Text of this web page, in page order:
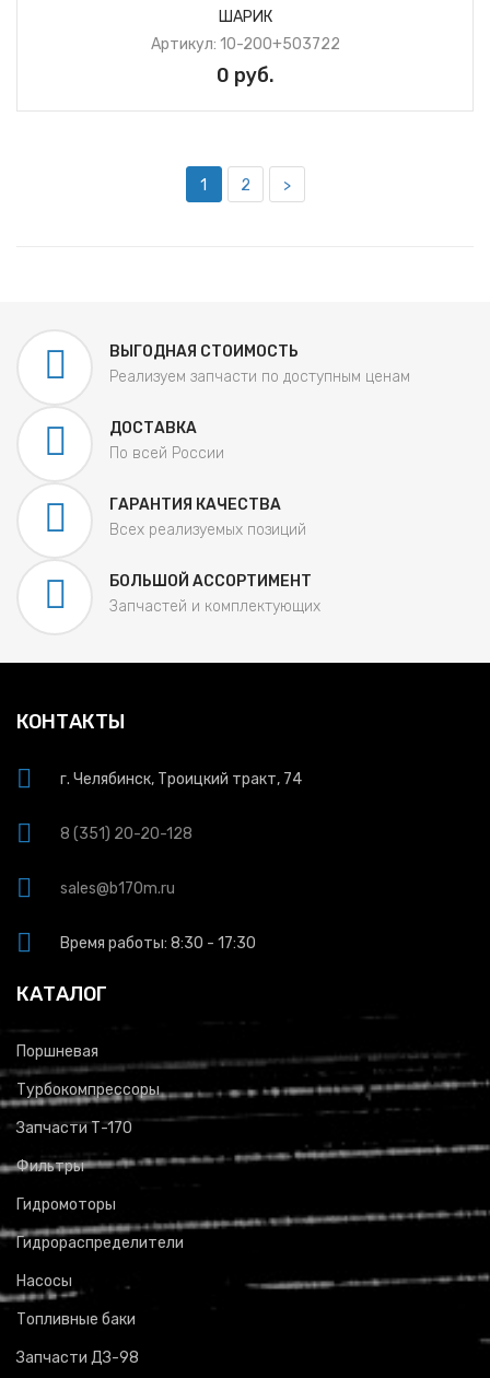
ШАРИК
Артикул: 10-200+503722
0 руб.
1 2 >
ВЫГОДНАЯ СТОИМОСТЬ
Реализуем запчасти по доступным ценам
ДОСТАВКА
По всей России
ГАРАНТИЯ КАЧЕСТВА
Всех реализуемых позиций
БОЛЬШОЙ АССОРТИМЕНТ
Запчастей и комплектующих
КОНТАКТЫ
г. Челябинск, Троицкий тракт, 74
8 (351) 20-20-128
sales@b170m.ru
Время работы: 8:30 - 17:30
КАТАЛОГ
Поршневая
Турбокомпрессоры
Запчасти Т-170
Фильтры
Гидромоторы
Гидрораспределители
Насосы
Топливные баки
Запчасти ДЗ-98